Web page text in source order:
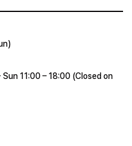
Sun 11:00 – 18:00 (Closed on